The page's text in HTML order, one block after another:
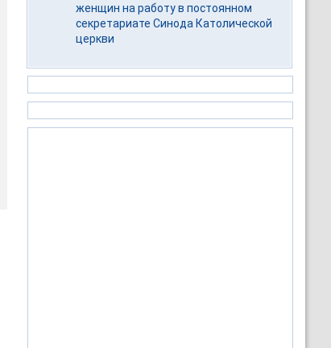
женщин на работу в постоянном
секретариате Синода Католической
церкви